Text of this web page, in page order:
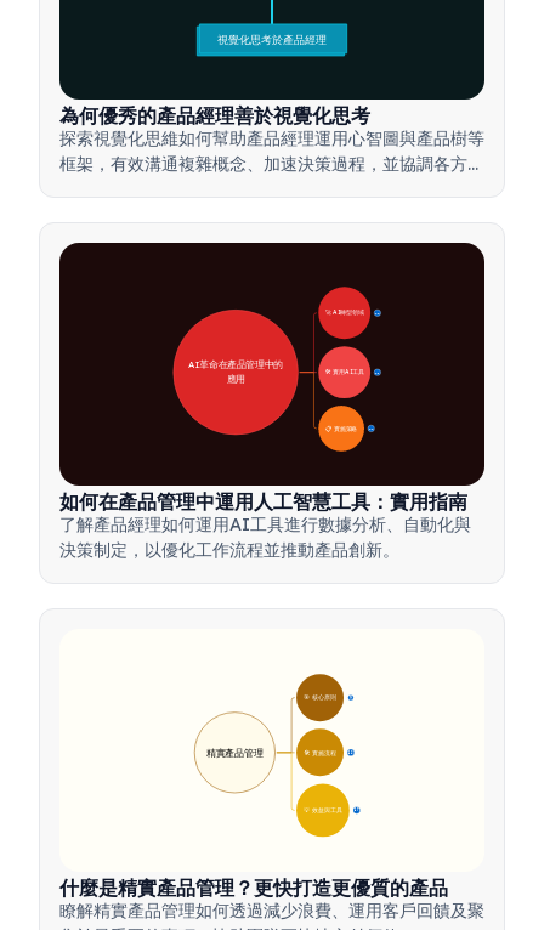
視覺化思考於產品經理
為何優秀的產品經理善於視覺化思考
探索視覺化思維如何幫助產品經理運用心智圖與產品樹等
框架，有效溝通複雜概念、加速決策過程，並協調各方利
🚀 AI轉型領域 28
🛠️ 實用AI工具
📋 實施策略 33
AI革命在產品管理中的
應用
如何在產品管理中運用人工智慧工具：實用指南
了解產品經理如何運用AI工具進行數據分析、自動化與
決策制定，以優化工作流程並推動產品創新。
🎯 核心原則 9
🛠️ 實施流程 12
💡 效益與工具 17
精實產品管理
什麼是精實產品管理？更快打造更優質的產品
瞭解精實產品管理如何透過減少浪費、運用客戶回饋及聚